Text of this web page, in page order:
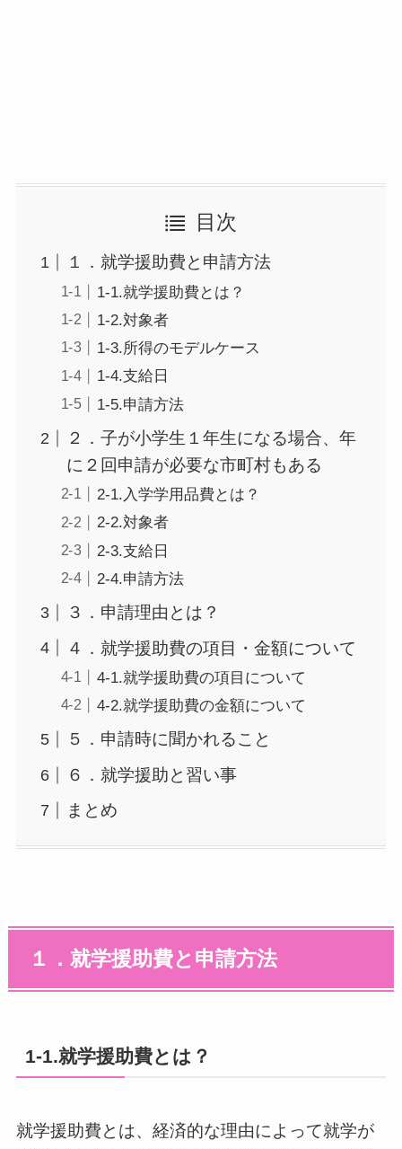
目次
１．就学援助費と申請方法
1-1.就学援助費とは？
1-2.対象者
1-3.所得のモデルケース
1-4.支給日
1-5.申請方法
２．子が小学生１年生になる場合、年
に２回申請が必要な市町村もある
2-1.入学学用品費とは？
2-2.対象者
2-3.支給日
2-4.申請方法
３．申請理由とは？
４．就学援助費の項目・金額について
4-1.就学援助費の項目について
4-2.就学援助費の金額について
５．申請時に聞かれること
６．就学援助と習い事
まとめ
１．就学援助費と申請方法
1-1.就学援助費とは？
就学援助費とは、経済的な理由によって就学が